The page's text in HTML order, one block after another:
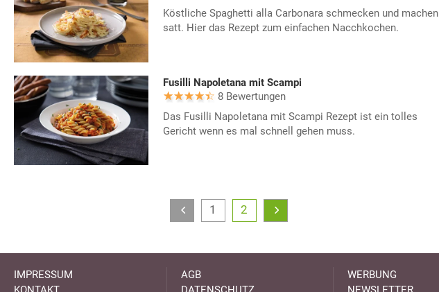
Köstliche Spaghetti alla Carbonara schmecken und machen
satt. Hier das Rezept zum einfachen Nacchkochen.
Fusilli Napoletana mit Scampi
8 Bewertungen
Das Fusilli Napoletana mit Scampi Rezept ist ein tolles
Gericht wenn es mal schnell gehen muss.
1 2
IMPRESSUM
AGB
WERBUNG